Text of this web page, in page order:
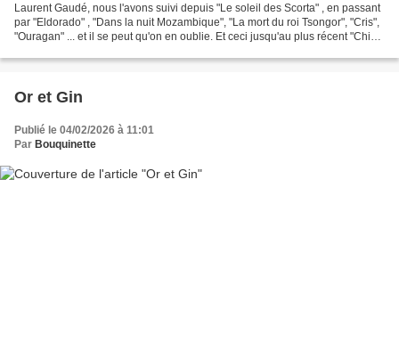
Laurent Gaudé, nous l'avons suivi depuis "Le soleil des Scorta" , en passant
par "Eldorado" , "Dans la nuit Mozambique", "La mort du roi Tsongor", "Cris",
"Ouragan" ... et il se peut qu'on en oublie. Et ceci jusqu'au plus récent "Chien
Or et Gin
Publié le 04/02/2026 à 11:01
Par Bouquinette